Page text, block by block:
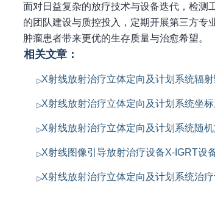
面对日益复杂的放疗技术与设备迭代，检测
的团队建设与质控投入，定期开展第三方专
肿瘤患者带来更优的生存质量与治愈希望。
相关文章：
X射线放射治疗立体定向及计划系统辐
X射线放射治疗立体定向及计划系统坐标
X射线放射治疗立体定向及计划系统随机
X射线图像引导放射治疗设备X-IGRT设
X射线放射治疗立体定向及计划系统治